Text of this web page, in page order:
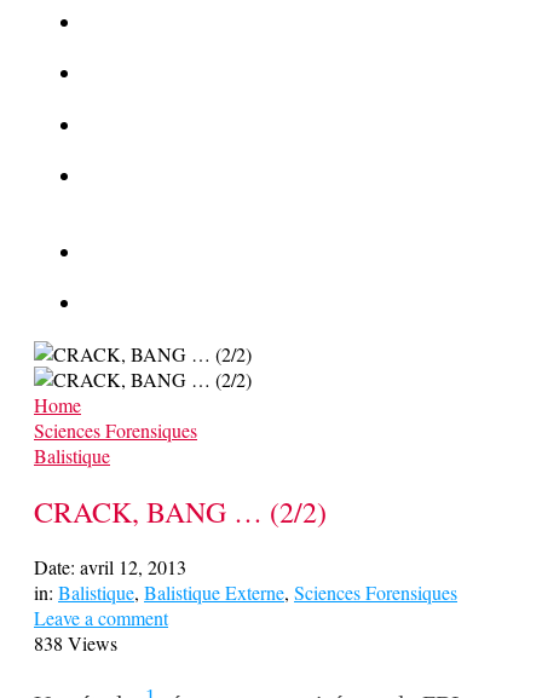
Home
Sciences Forensiques
Balistique
CRACK, BANG … (2/2)
Date: avril 12, 2013
in: Balistique, Balistique Externe, Sciences Forensiques
Leave a comment
838 Views